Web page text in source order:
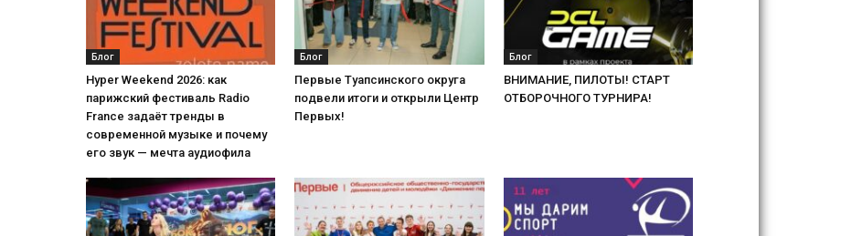
Блог
Hyper Weekend 2026: как
парижский фестиваль Radio
France задаёт тренды в
современной музыке и почему
его звук — мечта аудиофила
Блог
Первые Туапсинского округа
подвели итоги и открыли Центр
Первых!
Блог
ВНИМАНИЕ, ПИЛОТЫ! СТАРТ
ОТБОРОЧНОГО ТУРНИРА!